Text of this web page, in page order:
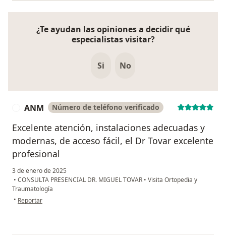
¿Te ayudan las opiniones a decidir qué
especialistas visitar?
Si No
ANM Número de teléfono verificado
Excelente atención, instalaciones adecuadas y
modernas, de acceso fácil, el Dr Tovar excelente
profesional
3 de enero de 2025
• CONSULTA PRESENCIAL DR. MIGUEL TOVAR • Visita Ortopedia y
Traumatología
• en opinión del usuario ANM
Reportar